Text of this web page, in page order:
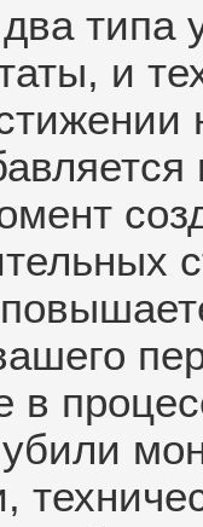
типа
и
в